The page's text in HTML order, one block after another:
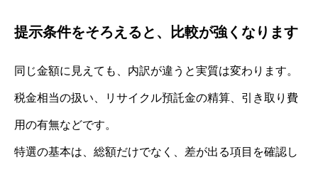
提示条件をそろえると、比較が強くなります
同じ金額に見えても、内訳が違うと実質は変わります。
税金相当の扱い、リサイクル預託金の精算、引き取り費
用の有無などです。
特選の基本は、総額だけでなく、差が出る項目を確認し